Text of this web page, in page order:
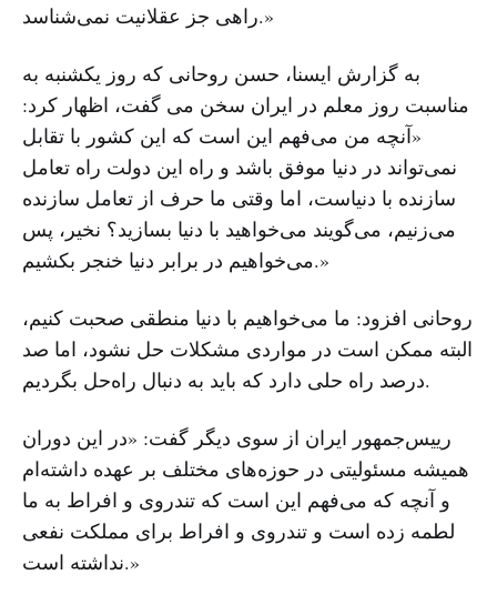
راهی جز عقلانیت نمی‌شناسد.»
به گزارش ایسنا، حسن روحانی که روز یکشنبه به
مناسبت روز معلم در ایران سخن می گفت، اظهار کرد:
«آنچه من می‌فهم این است که این کشور با تقابل
نمی‌تواند در دنیا موفق باشد و راه این دولت راه تعامل
سازنده با دنیاست، اما وقتی ما حرف از تعامل سازنده
می‌زنیم، می‌گویند می‌خواهید با دنیا بسازید؟ نخیر، پس
می‌خواهیم در برابر دنیا خنجر بکشیم.»
روحانی افزود: ما می‌خواهیم با دنیا منطقی صحبت کنیم،
البته ممکن است در مواردی مشکلات حل نشود، اما صد
درصد راه‌ حلی دارد که باید به دنبال راه‌حل بگردیم.
رییس‌جمهور ایران از سوی دیگر گفت: «در این دوران
همیشه مسئولیتی در حوزه‌های مختلف بر عهده داشته‌ام
و آنچه که می‌فهم این است که تندروی و افراط به ما
لطمه زده است و تندروی و افراط برای مملکت نفعی
نداشته است.»